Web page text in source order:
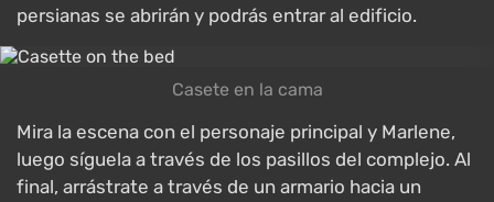
persianas se abrirán y podrás entrar al edificio.
Casete en la cama
Mira la escena con el personaje principal y Marlene,
luego síguela a través de los pasillos del complejo. Al
final, arrástrate a través de un armario hacia un